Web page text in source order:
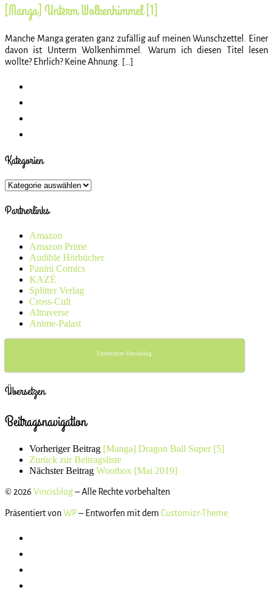
[Manga] Unterm Wolkenhimmel [1]
Manche Manga geraten ganz zufällig auf meinen Wunschzettel. Einer
davon ist Unterm Wolkenhimmel. Warum ich diesen Titel lesen
wollte? Ehrlich? Keine Ahnung. […]
Kategorien
Kategorien
Partnerlinks
Amazon
Amazon Prime
Audible Hörbücher
Panini Comics
KAZÉ
Splitter Verlag
Cross-Cult
Altraverse
Anime-Palast
Unterstütze Vincisblog
Übersetzen
Beitragsnavigation
Vorheriger Beitrag [Manga] Dragon Ball Super [5]
Zurück zur Beitragsliste
Nächster Beitrag Wootbox [Mai 2019]
© 2026 Vincisblog– Alle Rechte vorbehalten
Präsentiert vonWP– Entworfen mit dem Customizr-Theme